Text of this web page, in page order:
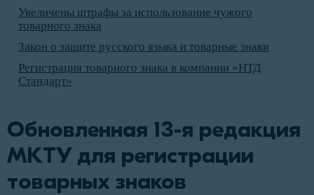
Увеличены штрафы за использование чужого
товарного знака
Закон о защите русского языка и товарные знаки
Регистрация товарного знака в компании «НТД
Стандарт»
Обновленная 13-я редакция
МКТУ для регистрации
товарных знаков